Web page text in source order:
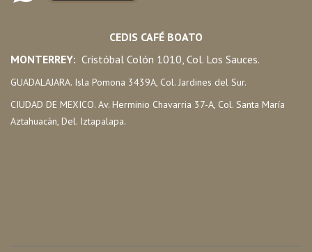
CEDIS CAFÉ BOATO
MONTERREY: Cristóbal Colón 1010, Col. Los Sauces.
GUADALAJARA. Isla Pomona 3439A, Col. Jardines del Sur.
CIUDAD DE MEXICO. Av. Herminio Chavarria 37-A, Col. Santa María
Aztahuacán, Del. Iztapalapa.